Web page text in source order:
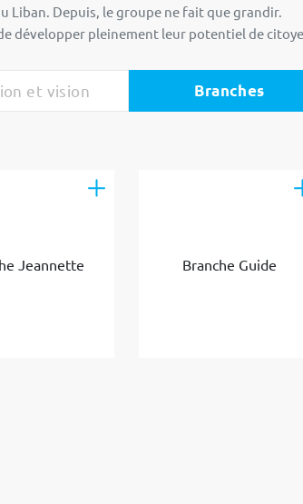
Liban. Depuis, le groupe ne fait que grandir.
développer pleinement leur potentiel de
et vision Branches
Jeannette Branche Guide